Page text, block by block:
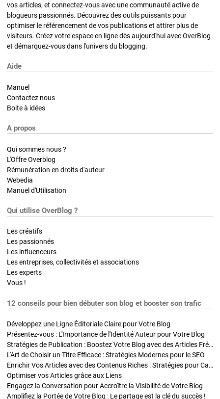
vos articles, et connectez-vous avec une communauté active de
blogueurs passionnés. Découvrez des outils puissants pour
optimiser le référencement de vos publications et attirer plus de
visiteurs. Créez votre espace en ligne dès aujourd'hui avec OverBlog
et démarquez-vous dans l'univers du blogging.
Aide
Manuel
Contactez nous
Boite à idées
A propos
Qui sommes nous ?
L'Offre Overblog
Rémunération en droits d'auteur
Webedia
Manuel d'Utilisation
Qui utilise OverBlog ?
Les créatifs
Les passionnés
Les influenceurs
Les entreprises, collectivités et associations
Les experts
Vous !
12 conseils pour bien débuter son blog et booster son trafic
Développez une Ligne Éditoriale Claire pour Votre Blog
Présentez-vous : L'Importance de l'Identité Auteur pour Votre Blog
Stratégies de Publication : Boostez Votre Blog avec des Articles Fréquents et Exclusifs
L'Art de Choisir un Titre Efficace : Stratégies Modernes pour le SEO
Enrichir Vos Articles avec des Contenus Riches : Stratégies pour Captiver et Optimiser
Optimiser vos Articles grâce aux Liens
Engagez la Conversation pour Accroître la Visibilité de Votre Blog
Amplifiez la Portée de Votre Blog : Le partage est la clé du succès !